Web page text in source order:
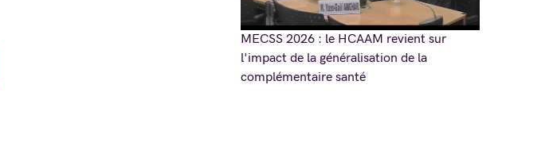
MECSS 2026 : le HCAAM revient sur
l'impact de la généralisation de la
complémentaire santé